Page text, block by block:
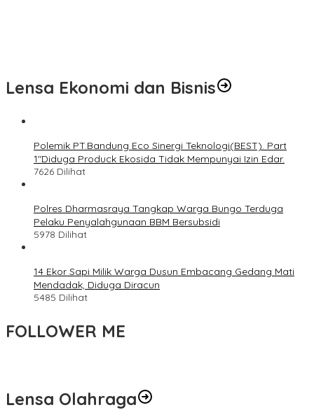
Lensa Ekonomi dan Bisnis
Polemik PT.Bandung Eco Sinergi Teknologi(BEST). Part
1″Diduga Produck Ekosida Tidak Mempunyai Izin Edar.
7626 Dilihat
Polres Dharmasraya Tangkap Warga Bungo Terduga
Pelaku Penyalahgunaan BBM Bersubsidi
5978 Dilihat
14 Ekor Sapi Milik Warga Dusun Embacang Gedang Mati
Mendadak, Diduga Diracun
5485 Dilihat
FOLLOWER ME
Lensa Olahraga